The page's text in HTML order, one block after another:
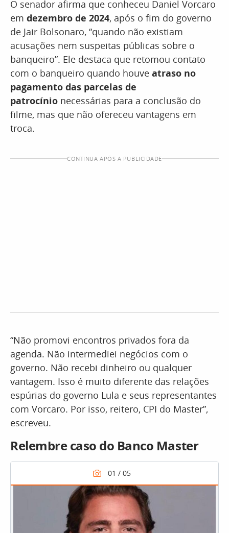
O senador afirma que conheceu Daniel Vorcaro
em dezembro de 2024, após o fim do governo
de Jair Bolsonaro, “quando não existiam
acusações nem suspeitas públicas sobre o
banqueiro”. Ele destaca que retomou contato
com o banqueiro quando houve atraso no
pagamento das parcelas de
patrocínio necessárias para a conclusão do
filme, mas que não ofereceu vantagens em
troca.
CONTINUA APÓS A PUBLICIDADE
“Não promovi encontros privados fora da
agenda. Não intermediei negócios com o
governo. Não recebi dinheiro ou qualquer
vantagem. Isso é muito diferente das relações
espúrias do governo Lula e seus representantes
com Vorcaro. Por isso, reitero, CPI do Master”,
escreveu.
Relembre caso do Banco Master